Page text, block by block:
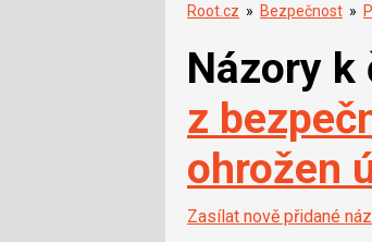
Root.cz » Bezpečnost »
Názory k
z
ohrožen
Zasílat nově přidané